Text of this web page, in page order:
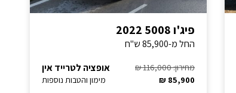
פיג'ו 5008 2022
החל מ-85,900 ש"ח
אופציה לטרייד אין
מחירון: 116,000 ₪
מימון והטבות נוספות
85,900 ₪